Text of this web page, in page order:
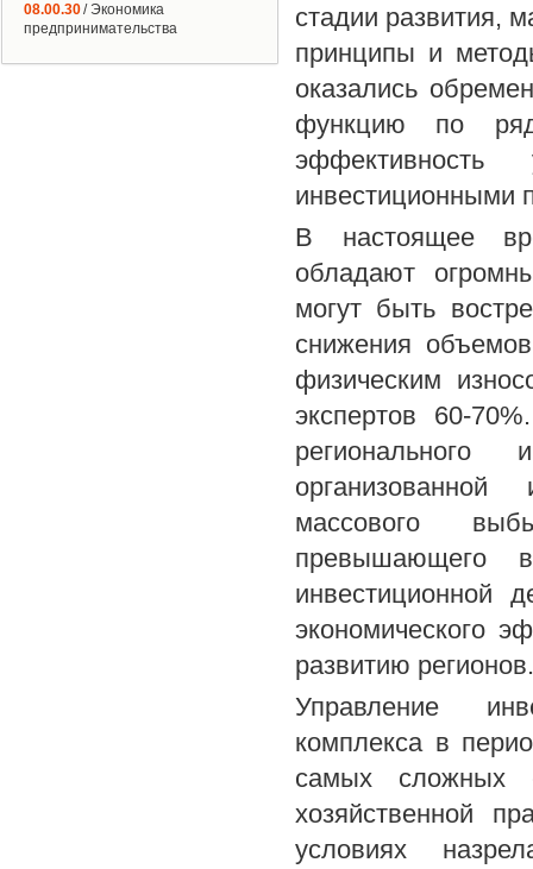
стадии развития,
принципы и
оказались
функцию по
инвестиционными
В настоящее
обладают
могут быть
снижения
физическим
экспертов 60-
регионального
массового
превышающего
инвестиционной
экономического
развитию регионов.
Управление
комплекса в
самых сложных
хозяйственной
условиях
08.00.30/ Экономика
предпринимательства